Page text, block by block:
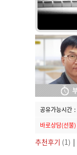
공유가능시간 :
바로상담(선불)
추천후기 (1) |